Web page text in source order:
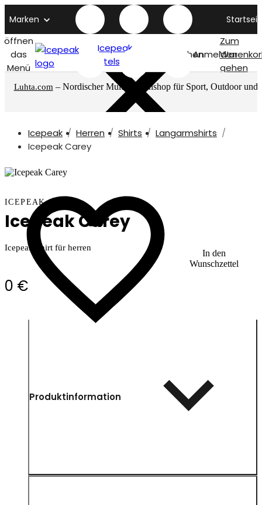
Marken
öffnen
das
Menü
Icepeak
titelseite
SuchenAnmelden
Zum
gehen
Luhta.com – Nordischer Multimarkenshop für Sport, Outdoor und
Icepeak Herren Shirts
Langarmshirts
Icepeak Carey
In den
Wunschzettel
ICEPEAK
Icepeak Carey
Icepeak Shirt für herren
0 €
Produktinformation